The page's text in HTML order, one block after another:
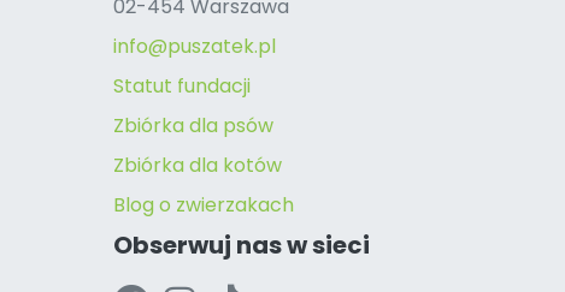
02-454 Warszawa
info@puszatek.pl
Statut fundacji
Zbiórka dla psów
Zbiórka dla kotów
Blog o zwierzakach
Obserwuj nas w sieci